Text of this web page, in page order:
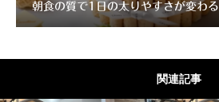
朝食の質で1日の太りやすさが変わる
関連記事